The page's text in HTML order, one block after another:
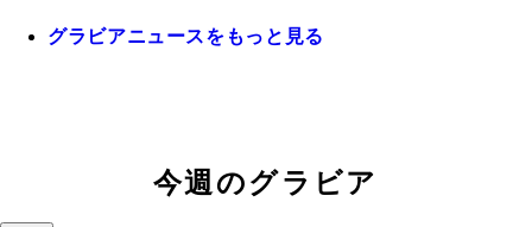
グラビアニュースをもっと見る
今週のグラビア